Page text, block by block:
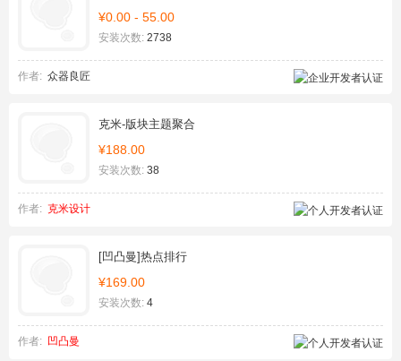
¥0.00 - 55.00
安装次数: 2738
作者: 众器良匠
克米-版块主题聚合
¥188.00
安装次数: 38
作者: 克米设计
[凹凸曼]热点排行
¥169.00
安装次数: 4
作者: 凹凸曼